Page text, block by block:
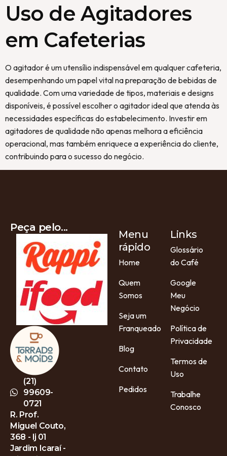
Uso de Agitadores
em Cafeterias
O agitador é um utensílio indispensável em qualquer cafeteria,
desempenhando um papel vital na preparação de bebidas de
qualidade. Com uma variedade de tipos, materiais e designs
disponíveis, é possível escolher o agitador ideal que atenda às
necessidades específicas do estabelecimento. Investir em
agitadores de qualidade não apenas melhora a eficiência
operacional, mas também enriquece a experiência do cliente,
contribuindo para o sucesso do negócio.
Peça pelo...
(21)
99609-
0721
R. Prof.
Miguel Couto,
368 - lj 01
Jardim Icaraí -
Menu
rápido
Home
Quem
Somos
Seja um
Franqueado
Blog
Contato
Pedidos
Links
Glossário
do Café
Google
Meu
Negócio
Política de
Privacidade
Termos de
Uso
Trabalhe
Conosco